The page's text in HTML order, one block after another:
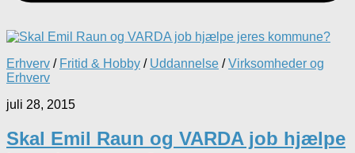
Erhverv / Fritid & Hobby / Uddannelse /Virksomheder og
Erhverv
juli 28, 2015
Skal Emil Raun og VARDA job hjælpe